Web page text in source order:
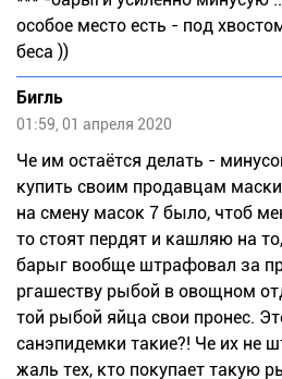
особое место есть - под
беса ))
Бигль
01:59, 01 апреля 2020
Че им остаётся делать -
купить своим продавцам
на смену масок 7 было, чтоб
то стоят пердят и кашляю на
барыг вообще штрафовал за
ргашеству рыбой в овощном
той рыбой яйца свои пронес.
санэпидемки такие?! Че их не
жаль тех, кто покупает такую